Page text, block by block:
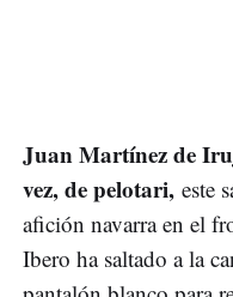
Juan Martínez de
vez, de pelotari, este
afición navarra en el
Ibero ha saltado a la